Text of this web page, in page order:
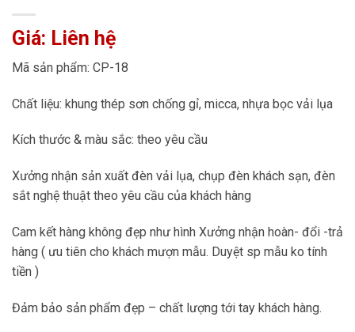
Giá: Liên hệ
Mã sản phẩm: CP-18
Chất liệu: khung thép sơn chống gỉ, micca, nhựa bọc vải lụa
Kích thước & màu sắc: theo yêu cầu
Xưởng nhận sản xuất đèn vải lụa, chụp đèn khách sạn, đèn
sắt nghệ thuật theo yêu cầu của khách hàng
Cam kết hàng không đẹp như hình Xưởng nhận hoàn- đổi -trả
hàng ( ưu tiên cho khách mượn mẫu. Duyệt sp mẫu ko tính
tiền )
Đảm bảo sản phẩm đẹp – chất lượng tới tay khách hàng.